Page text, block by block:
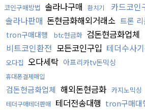
코인구매방법 솔라나구매 환치기 카드코인
솔라나판매 돈현금화해외거래소 트론
tron구매대행 btc현금화 검돈현금화업체
비트코인환전 모든코인구입 테더수사
오다집 오다세탁 아프리카tv돈믹싱
휴대폰결제매입
검돈현금화업체 해외돈현금화 카지노믹싱
테더구매테더판매 테더전송대행 tron구매대